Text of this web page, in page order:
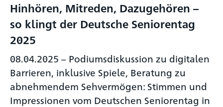
Hinhören, Mitreden, Dazugehören –
so klingt der Deutsche Seniorentag
2025
08.04.2025 – Podiumsdiskussion zu digitalen
Barrieren, inklusive Spiele, Beratung zu
abnehmendem Sehvermögen: Stimmen und
Impressionen vom Deutschen Seniorentag in